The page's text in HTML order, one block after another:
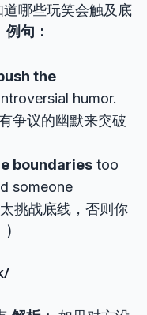
哪些玩笑会触及底
例句：
the
humor.
争议的幽默来突破
boundaries too
someone
挑战底线，否则你
)